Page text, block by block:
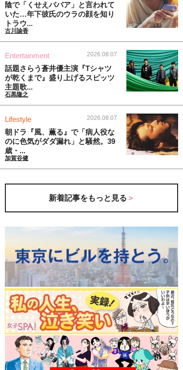
陰で「くせえババア」と言われて
いた…年下彼氏のウラの顔を知り
トラウ...
古川諭香
Entertainment 2026.08.07
話題さらう蒼井優主演『Tシャツ
が乾くまで』盛り上げるスピッツ
主題歌...
石黒隆之
Lifestyle 2026.08.07
朝ドラ『風、薫る』で「病人役な
のに色気がダダ漏れ」と騒然。39
歳・...
加賀谷健
新着記事をもっと見る